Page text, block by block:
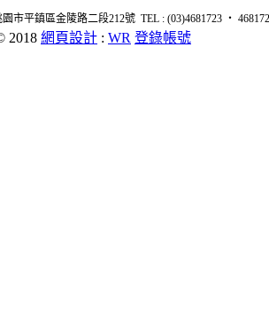
市平鎮區金陵路二段212號 TEL : (03)4681723 ‧
2018 網頁設計 : WR 登錄帳號